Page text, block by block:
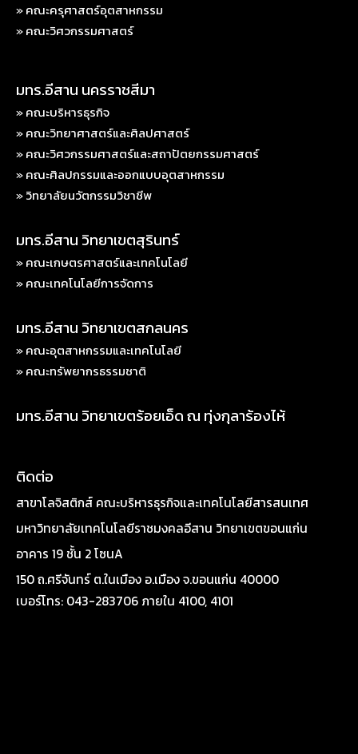
» คณะครุศาสตร์อุตสาหกรรม
» คณะวิศวกรรมศาสตร์
มทร.อีสาน นครราชสีมา
» คณะบริหารธุรกิจ
» คณะวิทยาศาสตร์และศิลปศาสตร์
» คณะวิศวกรรมศาสตร์และสถาปัตยกรรมศาสตร์
» คณะศิลปกรรมและออกแบบอุตสาหกรรม
» วิทยาลัยนวัตกรรมวิชาชีพ
มทร.อีสาน วิทยาเขตสุรินทร์
» คณะเกษตรศาสตร์และเทคโนโลยี
» คณะเทคโนโลยีการจัดการ
มทร.อีสาน วิทยาเขตสกลนคร
» คณะอุตสาหกรรมและเทคโนโลยี
» คณะทรัพยากรธรรมชาติ
มทร.อีสาน วิทยาเขตร้อยเอ็ด ณ ทุ่งกุลาร้องไห้
ติดต่อ
สาขาโลจิสติกส์ คณะบริหารธุรกิจและเทคโนโลยีสารสนเทศ
มหาวิทยาลัยเทคโนโลยีราชมงคลอีสาน วิทยาเขตขอนแก่น
อาคาร 19 ชั้น 2 โซนA
150 ถ.ศรีจันทร์ ต.ในเมือง อ.เมือง จ.ขอนแก่น 40000
เบอร์โทร: 043-283706 ภายใน 4100, 4101